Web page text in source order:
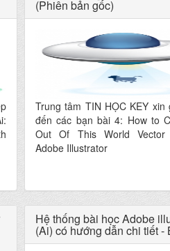
(Phiên bản gốc)
Trung tâm TIN HỌC KEY xin
đến các bạn bài 4: How to
Out Of This World
Adobe Illustrator
Hệ thống bài học Adobe
(Ai) có hướng dẫn chi tiết -